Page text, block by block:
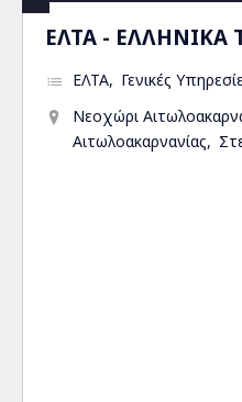
ΕΛΤΑ - ΕΛΛΗΝΙΚΑ
ΕΛΤΑ
Γενικές
Νεοχώρι
Αιτωλοακαρνανίας